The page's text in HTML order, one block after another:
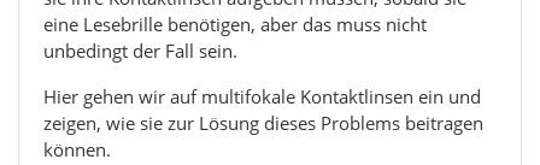
eine Lesebrille benötigen, aber das muss nicht
unbedingt der Fall sein.
Hier gehen wir auf multifokale Kontaktlinsen ein und
zeigen, wie sie zur Lösung dieses Problems beitragen
können.